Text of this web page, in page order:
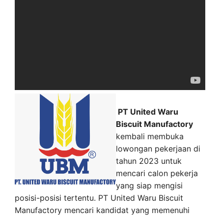
PT United Waru
Biscuit Manufactory
kembali membuka
lowongan pekerjaan di
tahun 2023 untuk
mencari calon pekerja
yang siap mengisi
posisi-posisi tertentu. PT United Waru Biscuit
Manufactory mencari kandidat yang memenuhi